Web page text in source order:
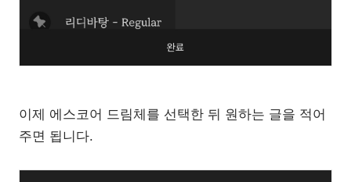
이제 에스코어 드림체를 선택한 뒤 원하는 글을 적어
주면 됩니다.